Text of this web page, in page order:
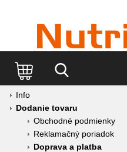
Info
Dodanie tovaru
Obchodné podmienky
Reklamačný poriadok
Doprava a platba